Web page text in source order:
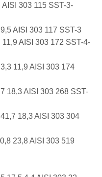
303 115 SST-3-
AISI 303 117 SST-3
AISI 303 172 SST-4-
11,9 AISI 303 174
18,3 AISI 303 268 SST-
18,3 AISI 303 304
23,8 AISI 303 519